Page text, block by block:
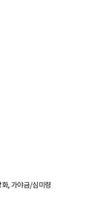
, 가야금/심미령